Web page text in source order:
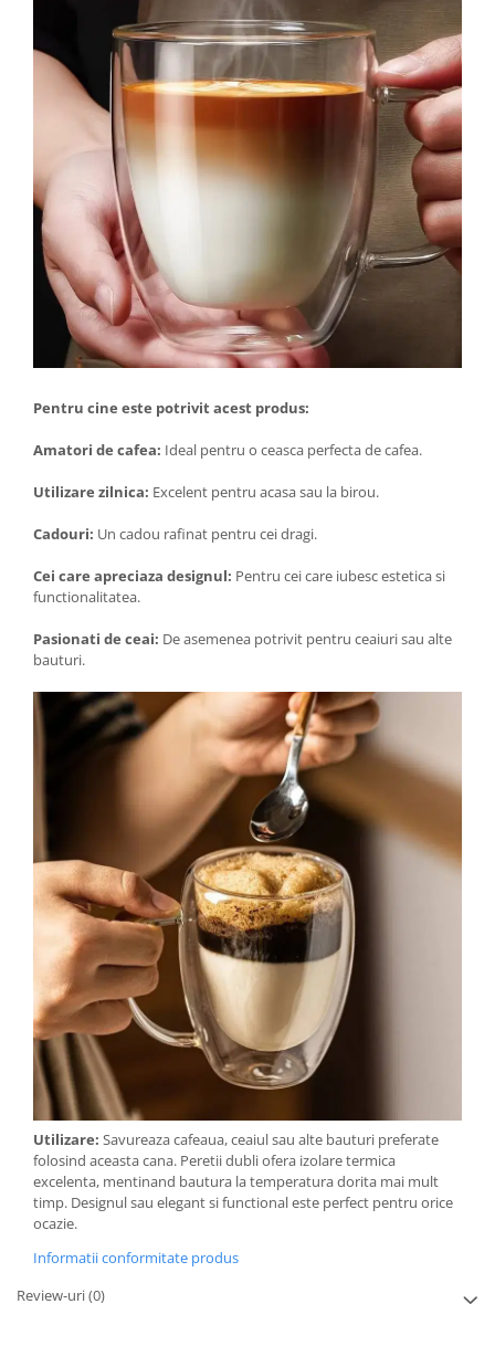
Pentru cine este potrivit acest produs:
Amatori de cafea: Ideal pentru o ceasca perfecta de cafea.
Utilizare zilnica: Excelent pentru acasa sau la birou.
Cadouri: Un cadou rafinat pentru cei dragi.
Cei care apreciaza designul: Pentru cei care iubesc estetica si
functionalitatea.
Pasionati de ceai: De asemenea potrivit pentru ceaiuri sau alte
bauturi.
Utilizare: Savureaza cafeaua, ceaiul sau alte bauturi preferate
folosind aceasta cana. Peretii dubli ofera izolare termica
excelenta, mentinand bautura la temperatura dorita mai mult
timp. Designul sau elegant si functional este perfect pentru orice
ocazie.
Informatii conformitate produs
Review-uri(0)